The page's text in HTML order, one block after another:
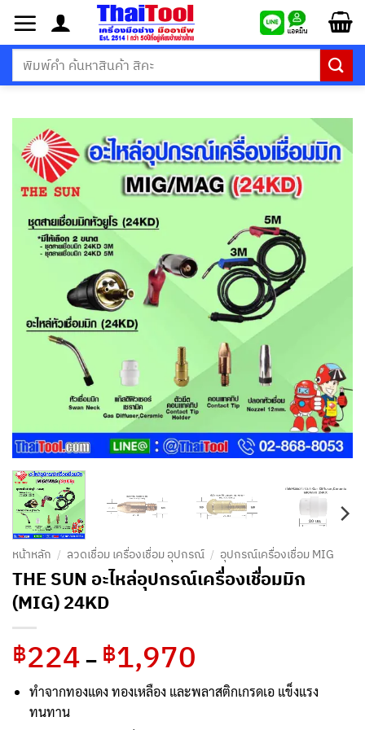
ยัง
เนื้อหา
ค้นหา:
หน้าหลัก / ลวดเชื่อม เครื่องเชื่อม อุปกรณ์ / อุปกรณ์เครื่องเชื่อม MIG
THE SUN อะไหล่อุปกรณ์เครื่องเชื่อมมิก
(MIG) 24KD
฿224 – ฿1,970
฿224
ทำจากทองแดง ทองเหลือง และพลาสติกเกรดเอ แข็งแรง
ทนทาน